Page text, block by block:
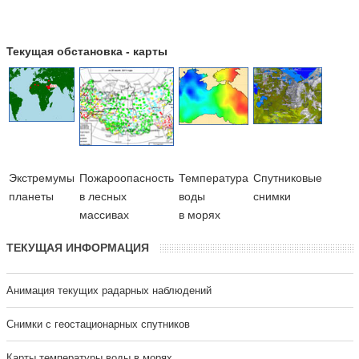
Текущая обстановка - карты
Экстремумы
планеты
Пожароопасность
в лесных
массивах
Температура
воды
в морях
Cпутниковые
снимки
ТЕКУЩАЯ ИНФОРМАЦИЯ
Анимация текущих радарных наблюдений
Cнимки с геостационарных спутников